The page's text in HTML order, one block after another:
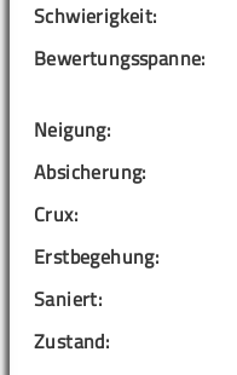
Schwierigkeit:
Bewertungsspanne:
Neigung:
Absicherung:
Crux:
Erstbegehung:
Saniert:
Zustand: